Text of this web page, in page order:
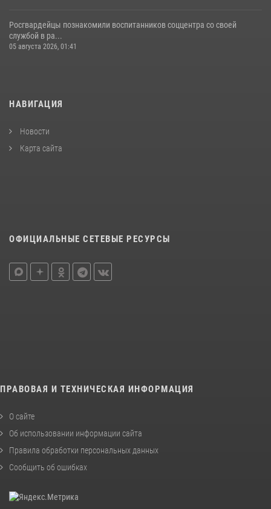
Росгвардейцы познакомили воспитанников соццентра со своей
службой в ра...
05 августа 2026, 01:41
НАВИГАЦИЯ
Новости
Карта сайта
ОФИЦИАЛЬНЫЕ СЕТЕВЫЕ РЕСУРСЫ
ПРАВОВАЯ И ТЕХНИЧЕСКАЯ ИНФОРМАЦИЯ
О сайте
Об использовании информации сайта
Правила обработки персональных данных
Сообщить об ошибках